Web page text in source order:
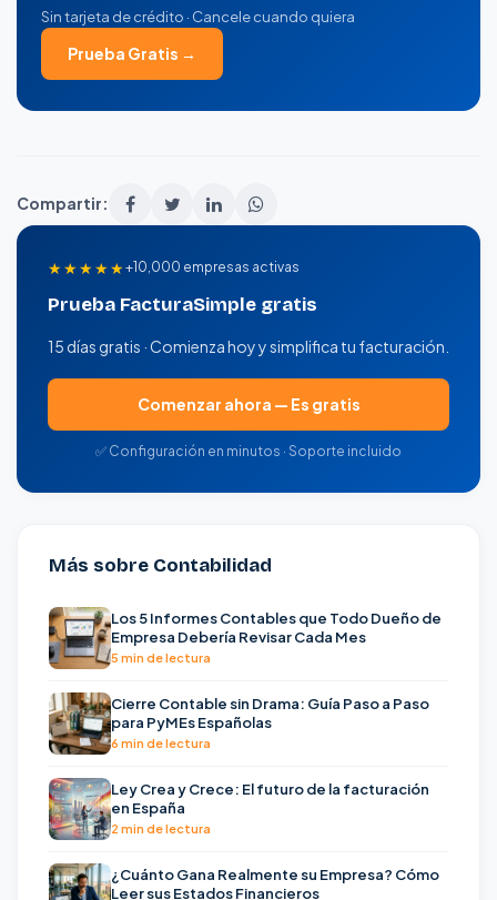
Sin tarjeta de crédito · Cancele cuando quiera
Prueba Gratis →
Compartir:
★★★★★+10,000 empresas activas
Prueba FacturaSimple gratis
15 días gratis · Comienza hoy y simplifica tu facturación.
Comenzar ahora — Es gratis
✅ Configuración en minutos · Soporte incluido
Más sobre Contabilidad
Los 5 Informes Contables que Todo Dueño de
Empresa Debería Revisar Cada Mes
5 min de lectura
Cierre Contable sin Drama: Guía Paso a Paso
para PyMEs Españolas
6 min de lectura
Ley Crea y Crece: El futuro de la facturación
en España
2 min de lectura
¿Cuánto Gana Realmente su Empresa? Cómo
Leer sus Estados Financieros